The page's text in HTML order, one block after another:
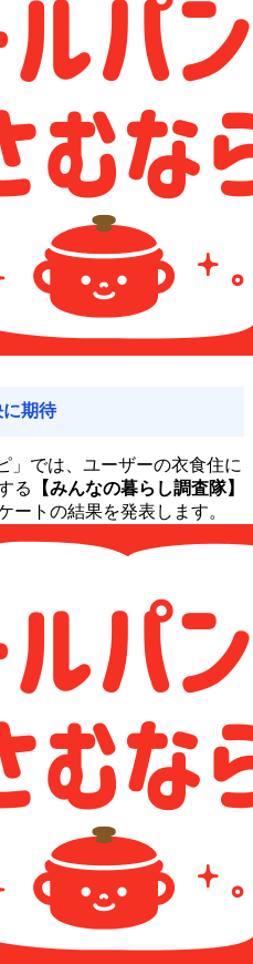
期待
」では、ユーザーの衣食住に
る
【みんなの暮らし調査隊】
ートの結果を発表します。